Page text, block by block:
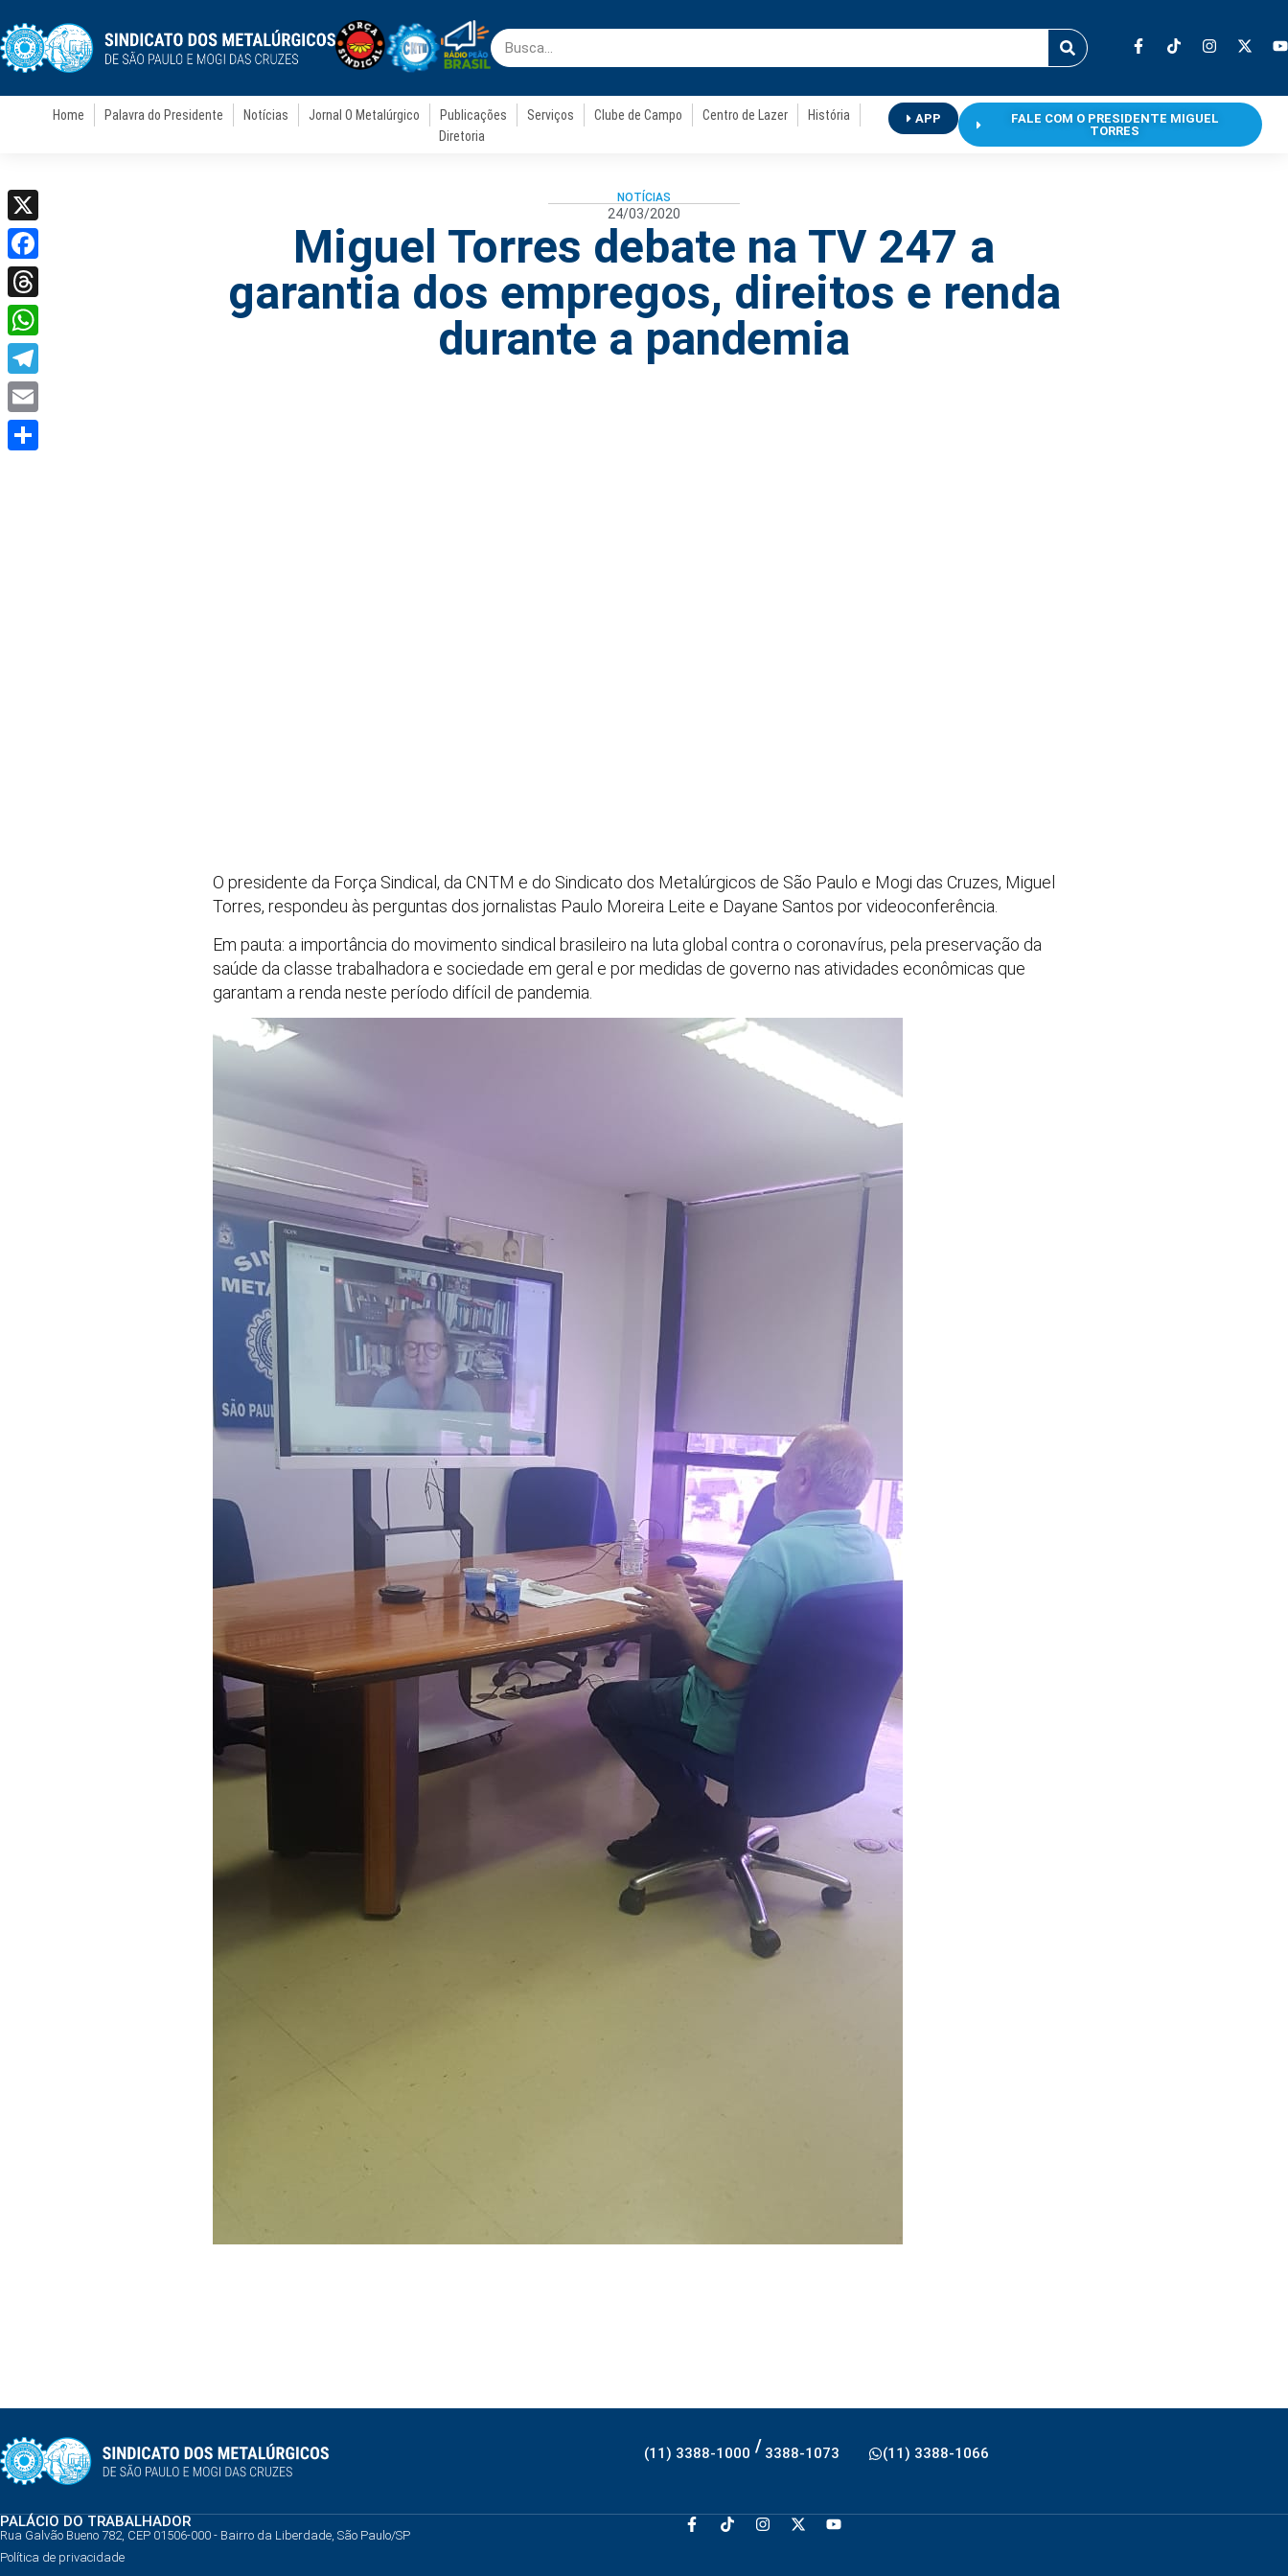
Home Palavra do Presidente Notícias Jornal O Metalúrgico Publicações Serviços Clube de Campo Centro de Lazer
História
Diretoria
APP
FALE COM O PRESIDENTE MIGUEL
TORRES
NOTÍCIAS
24/03/2020
Miguel Torres debate na TV 247 a
garantia dos empregos, direitos e renda
durante a pandemia
O presidente da Força Sindical, da CNTM e do Sindicato dos Metalúrgicos de São Paulo e Mogi das Cruzes, Miguel
Torres, respondeu às perguntas dos jornalistas Paulo Moreira Leite e Dayane Santos por videoconferência.
Em pauta: a importância do movimento sindical brasileiro na luta global contra o coronavírus, pela preservação da
saúde da classe trabalhadora e sociedade em geral e por medidas de governo nas atividades econômicas que
garantam a renda neste período difícil de pandemia.
(11) 3388-1000 / 3388-1073 (11) 3388-1066
PALÁCIO DO TRABALHADOR
Rua Galvão Bueno 782, CEP 01506-000 - Bairro da Liberdade, São Paulo/SP
Política de privacidade
X
Facebook
Threads
WhatsApp
Telegram
Email